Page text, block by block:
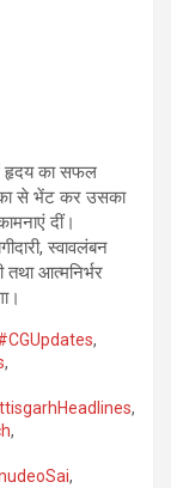
हृदय का सफल
से भेंट कर उसका
दीं।
स्वावलंबन
आत्मनिर्भर
,
,
,
,
,